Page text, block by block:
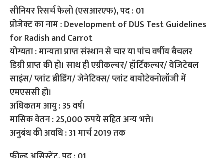
सीनियर रिसर्च फेलो (एसआरएफ), पद : 01
प्रोजेक्ट का नाम : Development of DUS Test Guidelines
for Radish and Carrot
योग्यता : मान्यता प्राप्त संस्थान से चार या पांच वर्षीय बैचलर
डिग्री प्राप्त की हो। साथ ही एग्रीकल्चर/ हॉर्टिकल्चर/ वेजिटेबल
साइंस/ प्लांट ब्रीडिंग/ जेनेटिक्स/ प्लांट बायोटेक्नोलॉजी में
एमएससी हो।
अधिकतम आयु : 35 वर्ष।
मासिक वेतन : 25,000 रुपये सहित अन्य भत्ते।
अनुबंध की अवधि : 31 मार्च 2019 तक